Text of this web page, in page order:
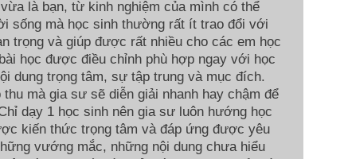
là bạn, từ kinh nghiệm của mình có thể
sống mà học sinh thường rất ít trao đổi với
trọng và giúp được rất nhiều cho các em học
học được điều chỉnh phù hợp ngay với học
dung trọng tâm, sự tập trung và mục đích.
mà gia sư sẽ diễn giải nhanh hay chậm để
dạy 1 học sinh nên gia sư luôn hướng học
kiến thức trọng tâm và đáp ứng được yêu
vướng mắc, những nội dung chưa hiểu